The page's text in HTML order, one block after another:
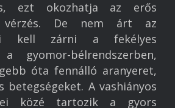
projektek
Referenciák
Kapcsolat
ezt okozhatja az erős
vérzés. De nem árt az
kell zárni a fekélyes
gyomor-bélrendszerben,
óta fennálló aranyeret,
betegségeket. A vashiányos
közé tartozik a gyors